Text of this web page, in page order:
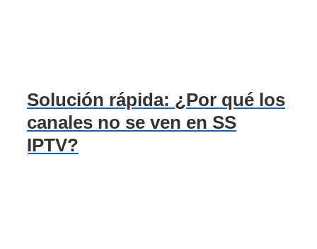
Solución rápida: ¿Por qué los
canales no se ven en SS
IPTV?